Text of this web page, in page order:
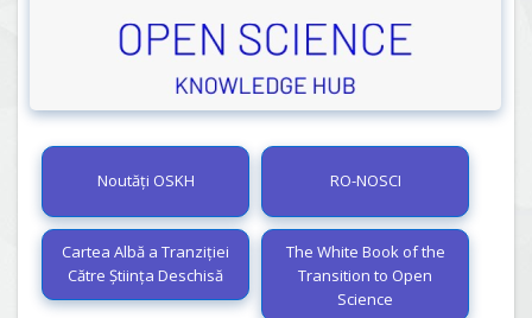
Noutăți OSKH RO-NOSCI
Cartea Albă a Tranziției
Către Știința Deschisă
The White Book of the
Transition to Open
Science